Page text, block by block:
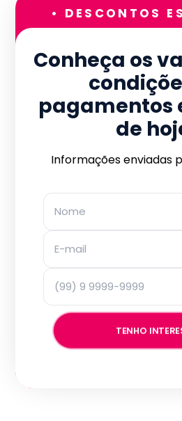
• DESCONTOS
Conheça os
pagamentos
de
Informações enviadas
TENHO